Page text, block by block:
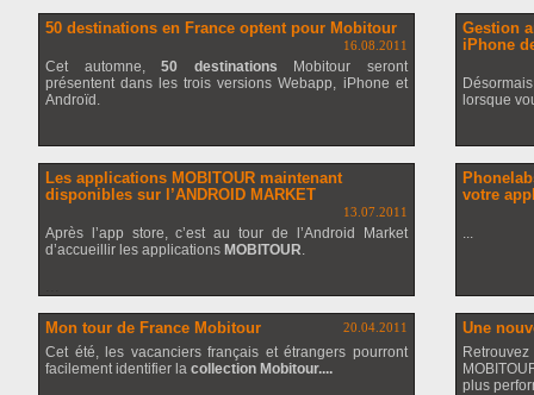
50 destinations en France optent pour Mobitour
16.08.2011
Cet automne,50 destinations Mobitour seront
présentent dans les trois versions Webapp, iPhone et
Androïd.
Gestion
iPhone
lorsque
Les applications MOBITOUR maintenant
disponibles sur l’ANDROID MARKET
13.07.2011
Après l’app store, c’est au tour de l’Android Market
d’accueillir les applications MOBITOUR.
votre
...
Mon tour de France Mobitour 20.04.2011
Cet été, les vacanciers français et étrangers pourront
facilement identifier la collection Mobitour....
Une
plus